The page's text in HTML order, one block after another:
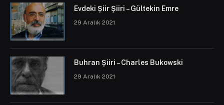
Evdeki Şiir Şiiri – Gültekin Emre
29 Aralık 2021
Buhran Şiiri – Charles Bukowski
29 Aralık 2021